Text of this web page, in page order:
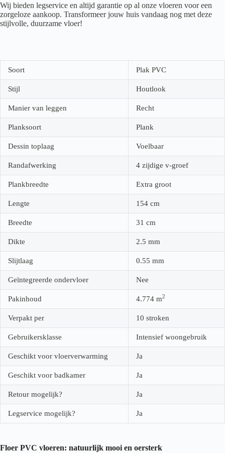
Wij bieden legservice en altijd garantie op al onze vloeren voor een
zorgeloze aankoop. Transformeer jouw huis vandaag nog met deze
stijlvolle, duurzame vloer!
Soort Plak PVC
Stijl Houtlook
Manier van leggen Recht
Planksoort Plank
Dessin toplaag Voelbaar
Randafwerking 4 zijdige v-groef
Plankbreedte Extra groot
Lengte 154 cm
Breedte 31 cm
Dikte 2.5 mm
Slijtlaag 0.55 mm
Geïntegreerde ondervloer Nee
Pakinhoud 4.774 m2
Verpakt per 10 stroken
Gebruikersklasse Intensief woongebruik
Geschikt voor vloerverwarming Ja
Geschikt voor badkamer Ja
Retour mogelijk? Ja
Legservice mogelijk? Ja
Floer PVC vloeren: natuurlijk mooi en oersterk